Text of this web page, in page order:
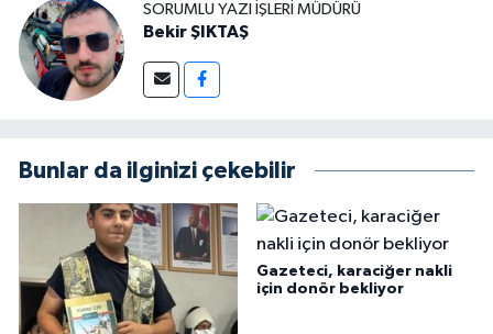
SORUMLU YAZI İŞLERI MÜDÜRÜ
Bekir ŞIKTAŞ
Bunlar da ilginizi çekebilir
Gazeteci, karaciğer nakli
için donör bekliyor